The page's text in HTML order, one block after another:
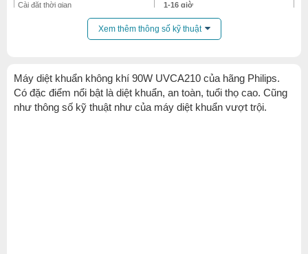
Cài đặt thời gian 1-16 giờ
Độ ồn ở tốc độ cao nhất ≦60dB(A)
Diện tích sử dụng (m3) 32
Kích thước đèn (mm) 560*235*235
Trọng lượng (kg) 5.4
Xem thêm thông số kỹ thuật
Máy diệt khuẩn không khí 90W UVCA210 của hãng Philips.
Có đặc điểm nổi bật là diệt khuẩn, an toàn, tuổi thọ cao. Cũng
như thông số kỹ thuật như của máy diệt khuẩn vượt trội.